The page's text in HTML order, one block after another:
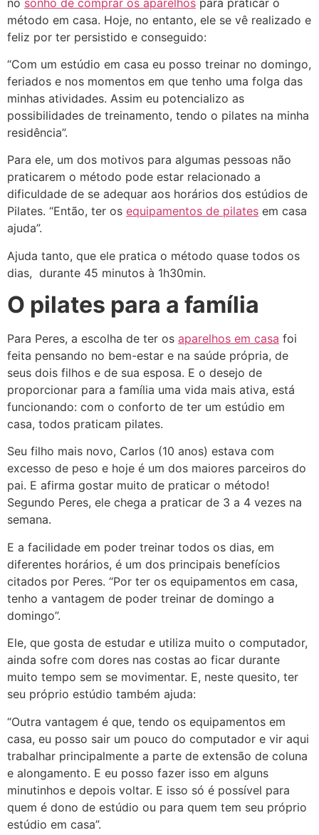
método em casa. Hoje, no entanto, ele se vê realizado e
feliz por ter persistido e conseguido:
“Com um estúdio em casa eu posso treinar no domingo,
feriados e nos momentos em que tenho uma folga das
minhas atividades. Assim eu potencializo as
possibilidades de treinamento, tendo o pilates na minha
residência”.
Para ele, um dos motivos para algumas pessoas não
praticarem o método pode estar relacionado a
dificuldade de se adequar aos horários dos estúdios de
Pilates. “Então, ter os equipamentos de pilates em casa
ajuda”.
Ajuda tanto, que ele pratica o método quase todos os
dias, durante 45 minutos à 1h30min.
O pilates para a família
Para Peres, a escolha de ter os aparelhos em casa foi
feita pensando no bem-estar e na saúde própria, de
seus dois filhos e de sua esposa. E o desejo de
proporcionar para a família uma vida mais ativa, está
funcionando: com o conforto de ter um estúdio em
casa, todos praticam pilates.
Seu filho mais novo, Carlos (10 anos) estava com
excesso de peso e hoje é um dos maiores parceiros do
pai. E afirma gostar muito de praticar o método!
Segundo Peres, ele chega a praticar de 3 a 4 vezes na
semana.
E a facilidade em poder treinar todos os dias, em
diferentes horários, é um dos principais benefícios
citados por Peres. “Por ter os equipamentos em casa,
tenho a vantagem de poder treinar de domingo a
domingo”.
Ele, que gosta de estudar e utiliza muito o computador,
ainda sofre com dores nas costas ao ficar durante
muito tempo sem se movimentar. E, neste quesito, ter
seu próprio estúdio também ajuda:
“Outra vantagem é que, tendo os equipamentos em
casa, eu posso sair um pouco do computador e vir aqui
trabalhar principalmente a parte de extensão de coluna
e alongamento. E eu posso fazer isso em alguns
minutinhos e depois voltar. E isso só é possível para
quem é dono de estúdio ou para quem tem seu próprio
estúdio em casa”.